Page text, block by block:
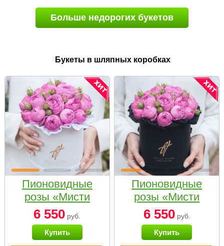
Больше недорогих букетов
Букеты в шляпных коробках
Пионовидные
розы «Мисти
бабблс» в белой
коробке Small
6 550 руб.
Купить
Пионовидные
розы «Мисти
бабблс» в
черной коробке
Small
6 550руб.
Купить